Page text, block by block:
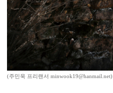
(주민욱 프리랜서 minwook19@hanmail.net)